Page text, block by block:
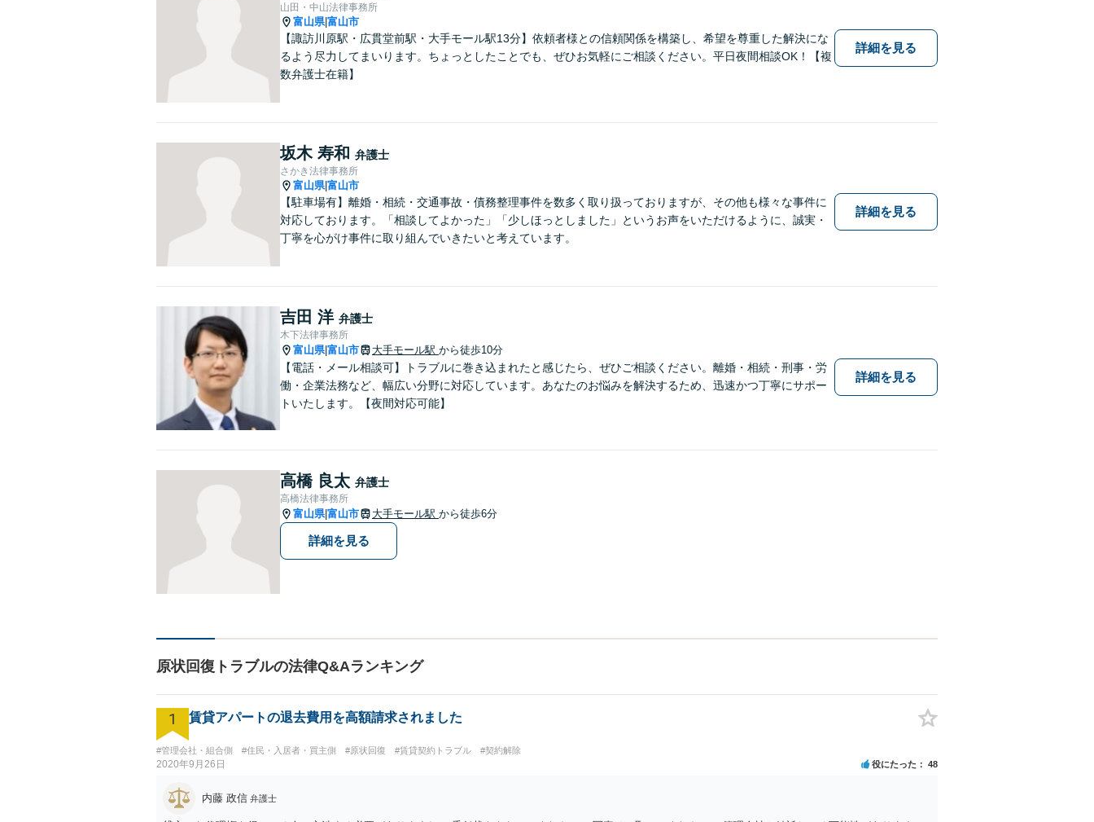
山田・中山法律事務所
富山県|富山市
【諏訪川原駅・広貫堂前駅・大手モール駅13分】依頼者様との信頼関係を構築し、希望を尊重した解決にな
るよう尽力してまいります。ちょっとしたことでも、ぜひお気軽にご相談ください。平日夜間相談OK！【複
数弁護士在籍】
詳細を見る
坂木 寿和 弁護士
さかき法律事務所
富山県|富山市
【駐車場有】離婚・相続・交通事故・債務整理事件を数多く取り扱っておりますが、その他も様々な事件に
対応しております。「相談してよかった」「少しほっとしました」というお声をいただけるように、誠実・
丁寧を心がけ事件に取り組んでいきたいと考えています。
詳細を見る
吉田 洋 弁護士
木下法律事務所
富山県|富山市 大手モール駅 から徒歩10分
【電話・メール相談可】トラブルに巻き込まれたと感じたら、ぜひご相談ください。離婚・相続・刑事・労
働・企業法務など、幅広い分野に対応しています。あなたのお悩みを解決するため、迅速かつ丁寧にサポー
トいたします。【夜間対応可能】
詳細を見る
高橋 良太 弁護士
高橋法律事務所
富山県|富山市 大手モール駅 から徒歩6分
詳細を見る
原状回復トラブルの法律Q&Aランキング
1 賃貸アパートの退去費用を高額請求されました
#管理会社・組合側 #住民・入居者・買主側 #原状回復 #賃貸契約トラブル #契約解除
2020年9月26日 役にたった 48
内藤 政信 弁護士